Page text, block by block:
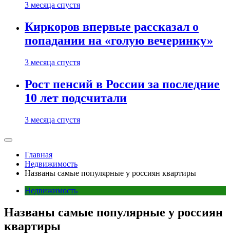
3 месяца спустя
Киркоров впервые рассказал о
попадании на «голую вечеринку»
3 месяца спустя
Рост пенсий в России за последние
10 лет подсчитали
3 месяца спустя
Главная
Недвижимость
Названы самые популярные у россиян квартиры
Недвижимость
Названы самые популярные у россиян
квартиры